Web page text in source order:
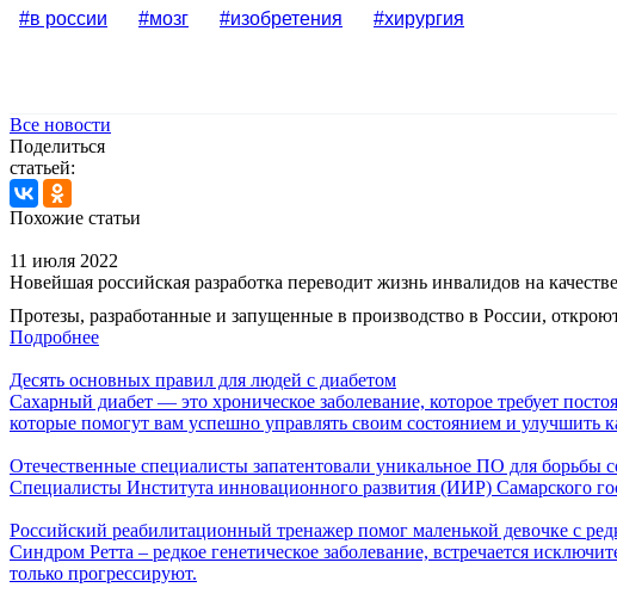
#в россии #мозг #изобретения #хирургия
Все новости
Поделиться
статьей:
Похожие статьи
11 июля 2022
Новейшая российская разработка переводит жизнь инвалидов на
Протезы, разработанные и запущенные в производство в России,
Подробнее
Десять основных правил для людей с диабетом
Сахарный диабет — это хроническое заболевание, которое требует
которые помогут вам успешно управлять своим состоянием и улучшить
Отечественные специалисты запатентовали уникальное ПО для борьбы
Специалисты Института инновационного развития (ИИР) Самарского
Российский реабилитационный тренажер помог маленькой девочке с
Синдром Ретта – редкое генетическое заболевание, встречается
только прогрессируют.